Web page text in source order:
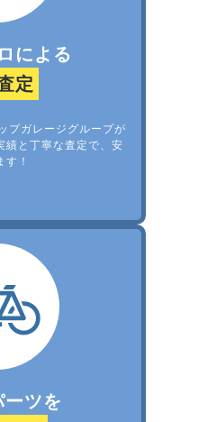
による
定
プガレージグループが
績と丁寧な査定で、安
！
ーツを